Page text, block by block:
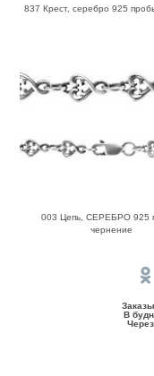
837 Крест, серебро 925
003 Цепь, СЕРЕБРО 925
чернение
В